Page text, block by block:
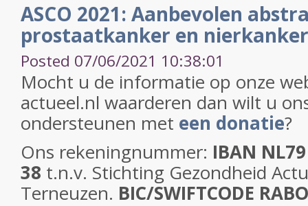
ASCO 2021: Aanbevolen
prostaatkanker en nierkanker
Posted 07/06/2021 10:38:01
Mocht u de informatie op onze
actueel.nl waarderen dan wilt u
ondersteunen met een donatie?
Ons rekeningnummer: IBAN
38 t.n.v. Stichting Gezondheid
Terneuzen. BIC/SWIFTCODE